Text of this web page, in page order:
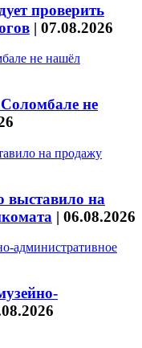
проверить
| 07.08.2026
не
выставило на
| 06.08.2026